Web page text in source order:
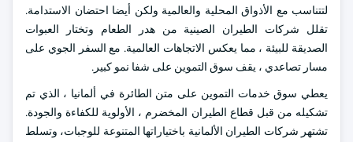
لتتناسب مع الأذواق المحلية والعالمية ولكن أيضا احتضان الاستدامة.
تقلل شركات الطيران الصينية من هدر الطعام وتختار العبوات
الصديقة للبيئة ، مما يعكس الاتجاهات العالمية. مع السفر الجوي على
مسار تصاعدي ، يقف سوق التموين على شفا نمو كبير.
يعطي سوق خدمات التموين على متن الطائرة في ألمانيا ، الذي تم
تشكيله من قبل قطاع الطيران المخضرم ، الأولوية للكفاءة والجودة.
تشتهر شركات الطيران الألمانية باختياراتها المتنوعة للوجبات، وتسلط